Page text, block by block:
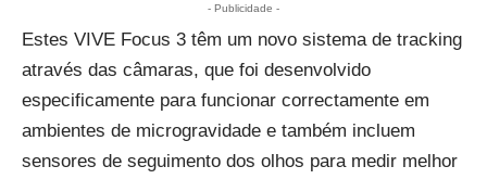
- Publicidade -
Estes VIVE Focus 3 têm um novo sistema de tracking
através das câmaras, que foi desenvolvido
especificamente para funcionar correctamente em
ambientes de microgravidade e também incluem
sensores de seguimento dos olhos para medir melhor